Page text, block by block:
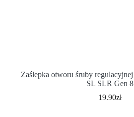
Zaślepka otworu śruby
SL SLR Gen 8
19.90zł